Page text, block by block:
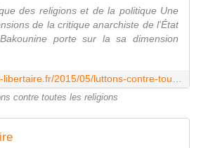
des religions et de la politique Une
de la critique anarchiste de l'État
porte sur la sa dimension
contre toutes les religions